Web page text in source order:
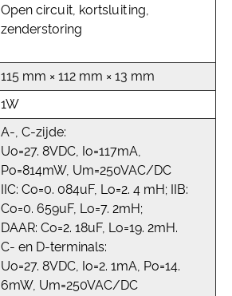
Open circuit, kortsluiting,
zenderstoring
115 mm × 112 mm × 13 mm
1W
A-, C-zijde:
Uo=27. 8VDC, Io=117mA,
Po=814mW, Um=250VAC/DC
IIC: Co=0. 084uF, Lo=2. 4 mH; IIB:
Co=0. 659uF, Lo=7. 2mH;
DAAR: Co=2. 18uF, Lo=19. 2mH.
C- en D-terminals:
Uo=27. 8VDC, Io=2. 1mA, Po=14.
6mW, Um=250VAC/DC